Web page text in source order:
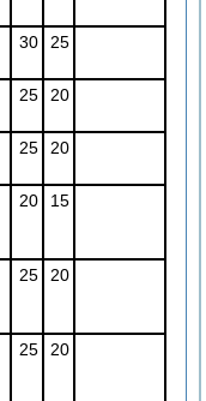
30 25
25 20
25 20
20 15
25 20
25 20